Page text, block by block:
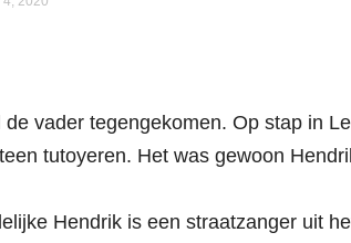
de vader tegengekomen. Op stap in
tutoyeren. Het was gewoon
Hendrik is een straatzanger uit